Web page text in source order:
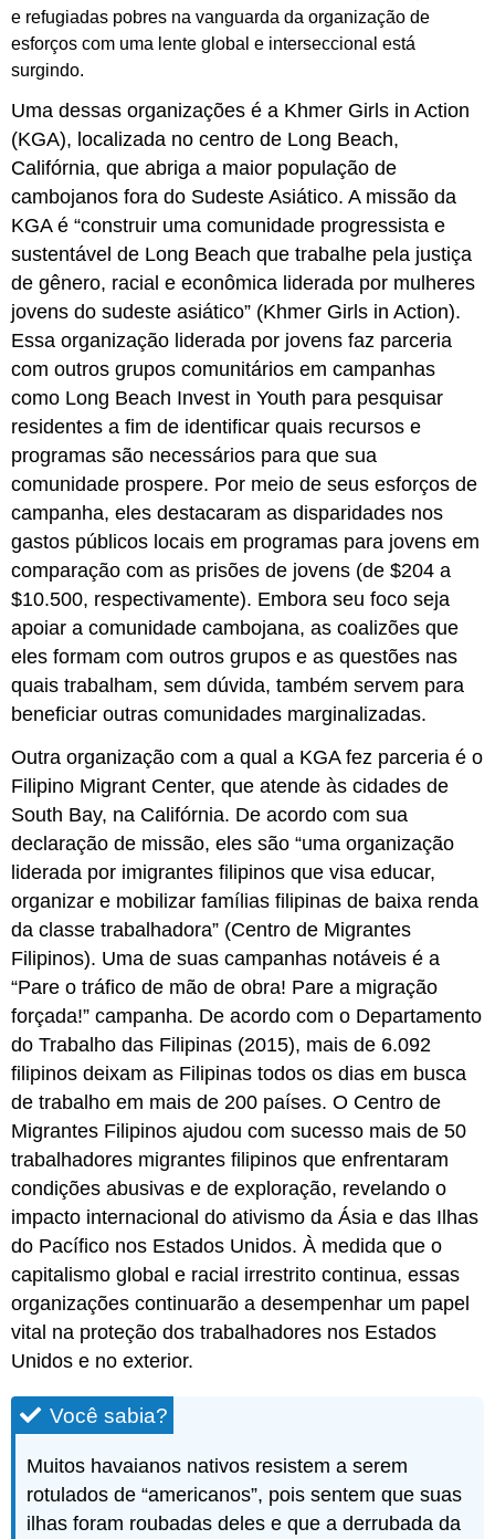
e refugiadas pobres na vanguarda da organização de
esforços com uma lente global e interseccional está
surgindo.
Uma dessas organizações é a Khmer Girls in Action
(KGA), localizada no centro de Long Beach,
Califórnia, que abriga a maior população de
cambojanos fora do Sudeste Asiático. A missão da
KGA é “construir uma comunidade progressista e
sustentável de Long Beach que trabalhe pela justiça
de gênero, racial e econômica liderada por mulheres
jovens do sudeste asiático” (Khmer Girls in Action).
Essa organização liderada por jovens faz parceria
com outros grupos comunitários em campanhas
como Long Beach Invest in Youth para pesquisar
residentes a fim de identificar quais recursos e
programas são necessários para que sua
comunidade prospere. Por meio de seus esforços de
campanha, eles destacaram as disparidades nos
gastos públicos locais em programas para jovens em
comparação com as prisões de jovens (de $204 a
$10.500, respectivamente). Embora seu foco seja
apoiar a comunidade cambojana, as coalizões que
eles formam com outros grupos e as questões nas
quais trabalham, sem dúvida, também servem para
beneficiar outras comunidades marginalizadas.
Outra organização com a qual a KGA fez parceria é o
Filipino Migrant Center, que atende às cidades de
South Bay, na Califórnia. De acordo com sua
declaração de missão, eles são “uma organização
liderada por imigrantes filipinos que visa educar,
organizar e mobilizar famílias filipinas de baixa renda
da classe trabalhadora” (Centro de Migrantes
Filipinos). Uma de suas campanhas notáveis é a
“Pare o tráfico de mão de obra! Pare a migração
forçada!” campanha. De acordo com o Departamento
do Trabalho das Filipinas (2015), mais de 6.092
filipinos deixam as Filipinas todos os dias em busca
de trabalho em mais de 200 países. O Centro de
Migrantes Filipinos ajudou com sucesso mais de 50
trabalhadores migrantes filipinos que enfrentaram
condições abusivas e de exploração, revelando o
impacto internacional do ativismo da Ásia e das Ilhas
do Pacífico nos Estados Unidos. À medida que o
capitalismo global e racial irrestrito continua, essas
organizações continuarão a desempenhar um papel
vital na proteção dos trabalhadores nos Estados
Unidos e no exterior.
Você sabia?
Muitos havaianos nativos resistem a serem
rotulados de “americanos”, pois sentem que suas
ilhas foram roubadas deles e que a derrubada da